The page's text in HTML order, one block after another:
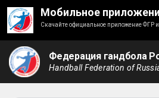
Мобильное
Скачайте официальное приложение ФГР
Федерация гандбола
Handball Federation of